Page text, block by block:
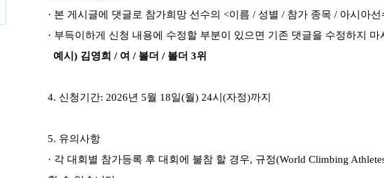
· 본 게시글에 댓글로 참가희망 선수의 <이름 / 성별 / 참가 종목 / 아시아선
· 부득이하게 신청 내용에 수정할 부분이 있으면 기존 댓글을 수정하지 마
예시 ) 김영희 / 여 / 볼더 / 볼더 3위
4. 신청기간: 2026년 5월 18일(월) 24시 (자정)까지
5. 유의사항
· 각 대회별 참가등록 후 대회에 불참 할 경우, 규정(World Climbing